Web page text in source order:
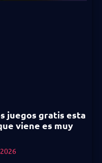
juegos gratis esta
viene es muy